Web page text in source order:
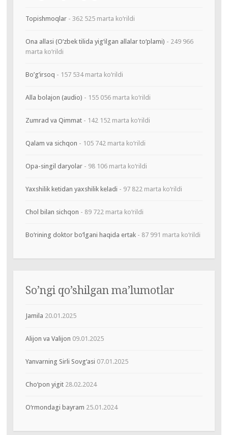
Topishmoqlar- 362 525 marta ko‘rildi
Ona allasi (O‘zbek tilida yig‘ilgan allalar to‘plami) - 249 966
marta ko‘rildi
Bo’g’irsoq - 157 534 marta ko‘rildi
Alla bolajon (audio) - 155 056 marta ko‘rildi
Zumrad va Qimmat- 142 152 marta ko‘rildi
Qalam va sichqon - 105 742 marta ko‘rildi
Opa-singil daryolar- 98 106 marta ko‘rildi
Yaxshilik ketidan yaxshilik keladi - 97 822 marta ko‘rildi
Chol bilan sichqon - 89 722 marta ko‘rildi
Bo‘rining doktor bo‘lgani haqida ertak- 87 991 marta ko‘rildi
So’ngi qo’shilgan ma’lumotlar
Jamila 20.01.2025
Alijon va Valijon 09.01.2025
Yanvarning Sirli Sovg‘asi 07.01.2025
Cho‘pon yigit 28.02.2024
O‘rmondagi bayram 25.01.2024